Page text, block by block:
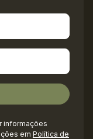
informações
em Política de